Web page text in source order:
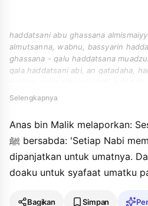
haddatsani abu ghassana
almutsanna, wabnu, bassyarin
ghassana - qalu haddatsana
qala haddatsani abi, an qatadaha,
lummatihi wainni akhtabatu dawati
Selengkapnya
Anas bin Malik melaporkan:
ﷺ bersabda: 'Setiap Nabi memiliki doa yang
dipanjatkan untuk umatnya.
doaku untuk syafaat umatku
Bagikan Simpan